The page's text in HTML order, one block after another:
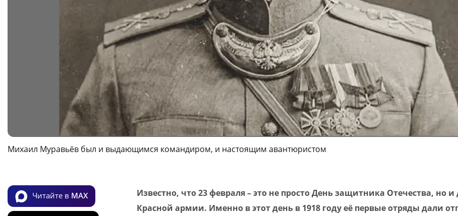
Михаил Муравьёв был и выдающимся командиром, и настоящим авантюристом
Читайте в MAX
Известно, что 23 февраля – это не просто День защитника Отечества, но
Красной армии. Именно в этот день в 1918 году её первые отряды дали